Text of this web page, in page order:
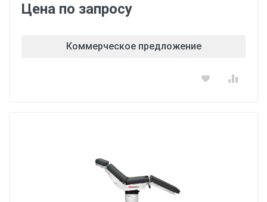
Цена по запросу
Коммерческое предложение